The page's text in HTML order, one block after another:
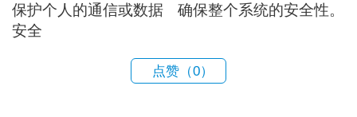
保护个人的通信或数据
安全
确保整个系统的安全性。
点赞（0）